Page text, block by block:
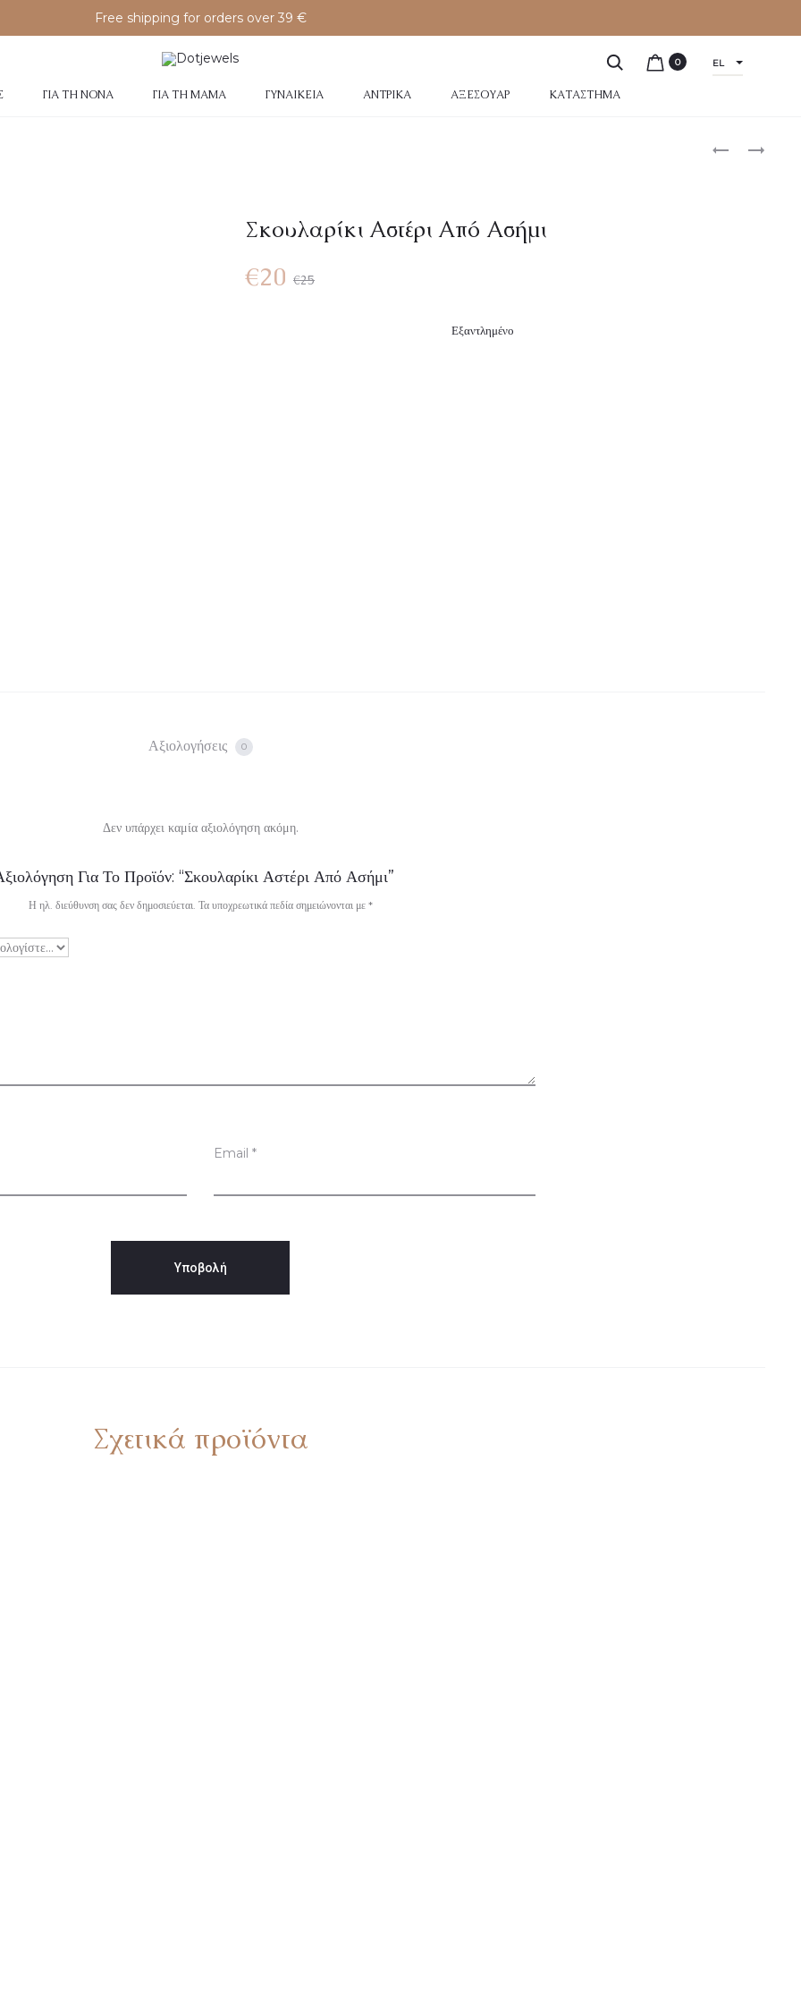
Free shipping for orders over 39 €
ΓΙΑ ΤΗ ΝΟΝΆ ΓΙΑ ΤΗ ΜΑΜΆ ΓΥΝΑΙΚΕΊΑ ΑΝΤΡΙΚΆ ΑΞΕΣΟΥΆΡ ΚΑΤΆΣΤΗΜΑ
0 EL
Σκουλαρίκι Αστέρι Από Ασήμι
€25
€20
Εξαντλημένο
Αξιολογήσεις 0
Δεν υπάρχει καμία αξιολόγηση ακόμη.
Για Το Προϊόν: “Σκουλαρίκι Αστέρι Από Ασήμι”
Η ηλ. διεύθυνση σας δεν δημοσιεύεται. Τα υποχρεωτικά πεδία σημειώνονται με *
Email *
Σχετικά προϊόντα